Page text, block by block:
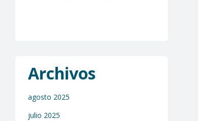
Archivos
agosto 2025
julio 2025